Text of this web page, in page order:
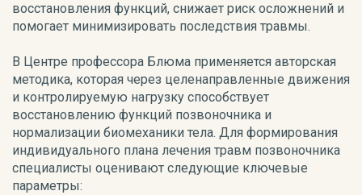
восстановления функций, снижает риск осложнений и
помогает минимизировать последствия травмы.
В Центре профессора Блюма применяется авторская
методика, которая через целенаправленные движения
и контролируемую нагрузку способствует
восстановлению функций позвоночника и
нормализации биомеханики тела. Для формирования
индивидуального плана лечения травм позвоночника
специалисты оценивают следующие ключевые
параметры: